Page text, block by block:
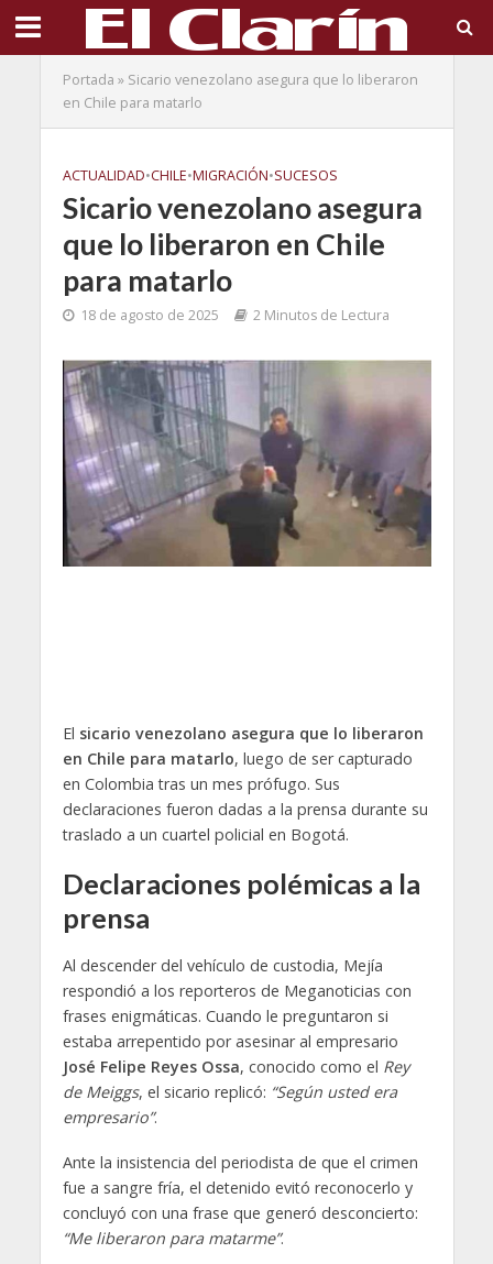
Portada » Sicario venezolano asegura que lo liberaron
en Chile para matarlo
ACTUALIDAD•CHILE•MIGRACIÓN•SUCESOS
Sicario venezolano asegura
que lo liberaron en Chile
para matarlo
18 de agosto de 2025 2 Minutos de Lectura
El sicario venezolano asegura que lo liberaron
en Chile para matarlo, luego de ser capturado
en Colombia tras un mes prófugo. Sus
declaraciones fueron dadas a la prensa durante su
traslado a un cuartel policial en Bogotá.
Declaraciones polémicas a la
prensa
Al descender del vehículo de custodia, Mejía
respondió a los reporteros de Meganoticias con
frases enigmáticas. Cuando le preguntaron si
estaba arrepentido por asesinar al empresario
José Felipe Reyes Ossa, conocido como el Rey
de Meiggs, el sicario replicó: “Según usted era
empresario”.
Ante la insistencia del periodista de que el crimen
fue a sangre fría, el detenido evitó reconocerlo y
concluyó con una frase que generó desconcierto:
“Me liberaron para matarme”.